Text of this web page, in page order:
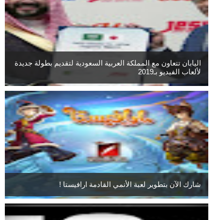
اليابان تتعاون مع المملكة العربية السعودية لتقديم بطولة جديدة
لألعاب الفيديو بـ2019
شارك الآن بتطوير لعبة الأنمي القادمة ارافيستا !